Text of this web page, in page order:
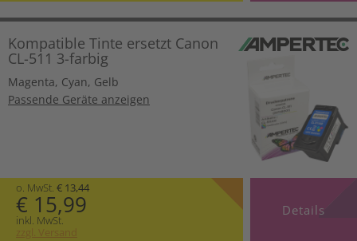
Kompatible Tinte ersetzt Canon
CL-511 3-farbig
Magenta, Cyan, Gelb
Passende Geräte anzeigen
o. MwSt. € 13,44
€ 15,99
inkl. MwSt.
zzgl. Versand
Details